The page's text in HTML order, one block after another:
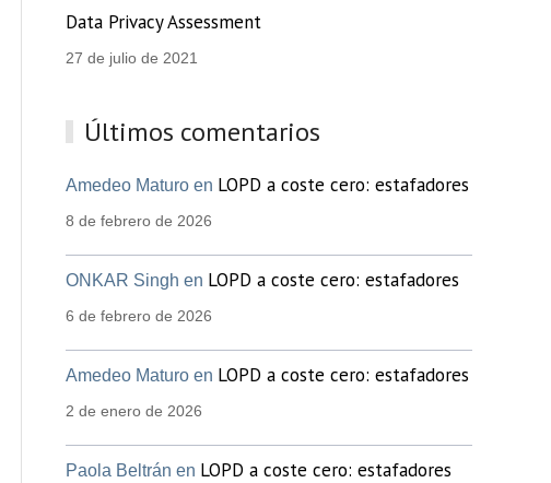
Data Privacy Assessment
27 de julio de 2021
Últimos comentarios
Amedeo Maturo en LOPD a coste cero: estafadores
8 de febrero de 2026
ONKAR Singh en LOPD a coste cero: estafadores
6 de febrero de 2026
Amedeo Maturo en LOPD a coste cero: estafadores
2 de enero de 2026
Paola Beltrán en LOPD a coste cero: estafadores